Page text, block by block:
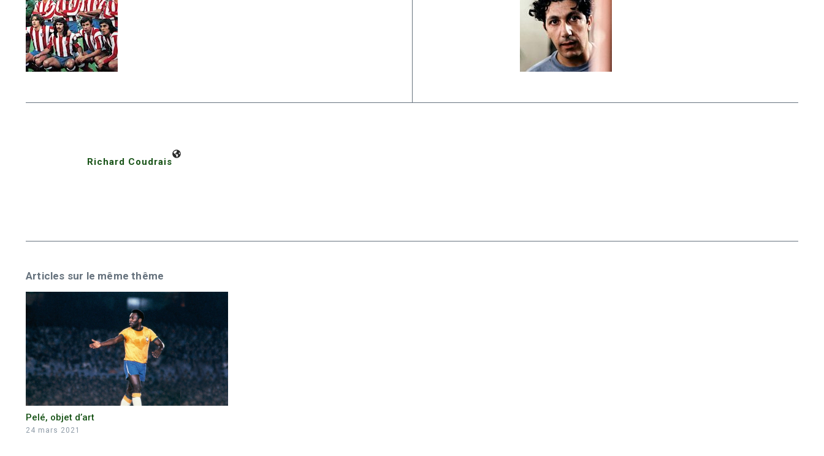
Richard Coudrais
Articles sur le même thême
Pelé, objet d’art
24 mars 2021